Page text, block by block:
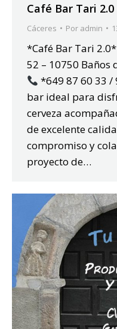
Café Bar Tari 2.0
Cáceres Por admin
*Café Bar Tari 2.0*
52 – 10750 Baños
*649 87 60 33 /
bar ideal para
cerveza
de excelente
compromiso y
proyecto de…